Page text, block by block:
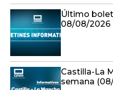
Último
08/08/2026
Castilla-La
semana